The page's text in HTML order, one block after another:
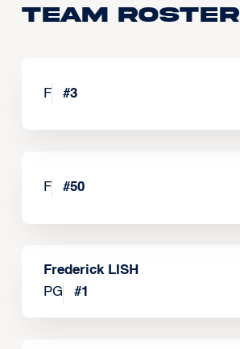
Team Roster
F #3
F #50
Frederick LISH
PG
#1